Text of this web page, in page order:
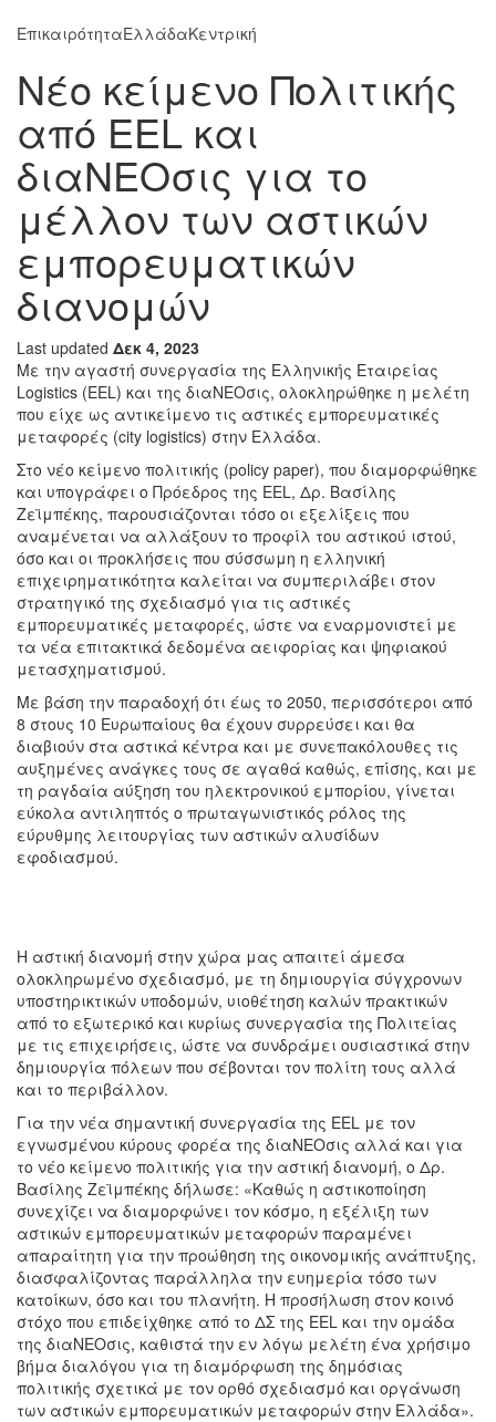
ΕπικαιρότηταΕλλάδαΚεντρική
Νέο κείμενο Πολιτικής
από ΕΕL και
διαΝΕΟσις για το
μέλλον των αστικών
εμπορευματικών
διανομών
Last updated Δεκ 4, 2023
Με την αγαστή συνεργασία της Ελληνικής Εταιρείας
Logistics (EEL) και της διαΝΕΟσις, ολοκληρώθηκε η μελέτη
που είχε ως αντικείμενο τις αστικές εμπορευματικές
μεταφορές (city logistics) στην Ελλάδα.
Στο νέο κείμενο πολιτικής (policy paper), που διαμορφώθηκε
και υπογράφει ο Πρόεδρος της EEL, Δρ. Βασίλης
Ζεϊμπέκης, παρουσιάζονται τόσο οι εξελίξεις που
αναμένεται να αλλάξουν το προφίλ του αστικού ιστού,
όσο και οι προκλήσεις που σύσσωμη η ελληνική
επιχειρηματικότητα καλείται να συμπεριλάβει στον
στρατηγικό της σχεδιασμό για τις αστικές
εμπορευματικές μεταφορές, ώστε να εναρμονιστεί με
τα νέα επιτακτικά δεδομένα αειφορίας και ψηφιακού
μετασχηματισμού.
Με βάση την παραδοχή ότι έως το 2050, περισσότεροι από
8 στους 10 Ευρωπαίους θα έχουν συρρεύσει και θα
διαβιούν στα αστικά κέντρα και με συνεπακόλουθες τις
αυξημένες ανάγκες τους σε αγαθά καθώς, επίσης, και με
τη ραγδαία αύξηση του ηλεκτρονικού εμπορίου, γίνεται
εύκολα αντιληπτός ο πρωταγωνιστικός ρόλος της
εύρυθμης λειτουργίας των αστικών αλυσίδων
εφοδιασμού.
Η αστική διανομή στην χώρα μας απαιτεί άμεσα
ολοκληρωμένο σχεδιασμό, με τη δημιουργία σύγχρονων
υποστηρικτικών υποδομών, υιοθέτηση καλών πρακτικών
από το εξωτερικό και κυρίως συνεργασία της Πολιτείας
με τις επιχειρήσεις, ώστε να συνδράμει ουσιαστικά στην
δημιουργία πόλεων που σέβονται τον πολίτη τους αλλά
και το περιβάλλον.
Για την νέα σημαντική συνεργασία της EEL με τον
εγνωσμένου κύρους φορέα της διαΝΕΟσις αλλά και για
το νέο κείμενο πολιτικής για την αστική διανομή, ο Δρ.
Βασίλης Ζεϊμπέκης δήλωσε: «Καθώς η αστικοποίηση
συνεχίζει να διαμορφώνει τον κόσμο, η εξέλιξη των
αστικών εμπορευματικών μεταφορών παραμένει
απαραίτητη για την προώθηση της οικονομικής ανάπτυξης,
διασφαλίζοντας παράλληλα την ευημερία τόσο των
κατοίκων, όσο και του πλανήτη. Η προσήλωση στον κοινό
στόχο που επιδείχθηκε από το ΔΣ της EEL και την ομάδα
της διαΝΕΟσις, καθιστά την εν λόγω μελέτη ένα χρήσιμο
βήμα διαλόγου για τη διαμόρφωση της δημόσιας
πολιτικής σχετικά με τον ορθό σχεδιασμό και οργάνωση
των αστικών εμπορευματικών μεταφορών στην Ελλάδα».